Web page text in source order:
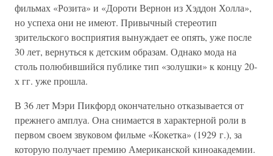
фильмах «Розита» и «Дороти Вернон из Хэддон Холла»,
но успеха они не имеют. Привычный стереотип
зрительского восприятия вынуждает ее опять, уже после
30 лет, вернуться к детским образам. Однако мода на
столь полюбившийся публике тип «золушки» к концу 20-
х гг. уже прошла.
В 36 лет Мэри Пикфорд окончательно отказывается от
прежнего амплуа. Она снимается в характерной роли в
первом своем звуковом фильме «Кокетка» (1929 г.), за
которую получает премию Американской киноакадемии.